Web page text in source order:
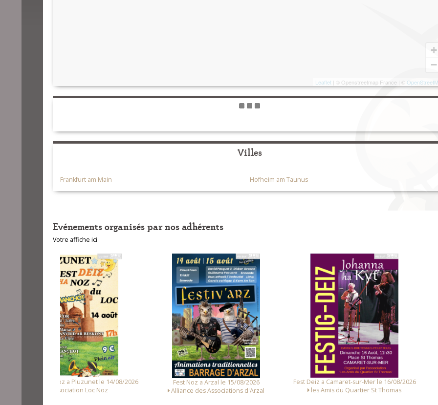
+
−
Leaflet| © Openstreetmap France | ©
Villes
Frankfurt am Main Hofheim am Taunus
Evénements organisés par nos adhérents
Votre affiche ici
Fest Noz a Arzal le 15/08/2026
Alliance des Associations d'Arzal
Fest Deiz a Camaret-sur-Mer le 16/08/2026
les Amis du Quartier St Thomas
Fest Noz a Arzal le 14/08/
Alliance des Associations